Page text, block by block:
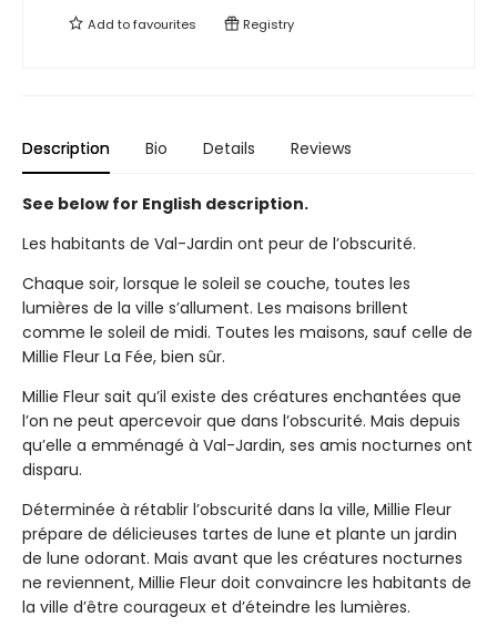
Add tofavourites Registry
Description Bio Details Reviews
See below for English description.
Les habitants de Val-Jardin ont peur de l’obscurité.
Chaque soir, lorsque le soleil se couche, toutes les
lumières de la ville s’allument. Les maisons brillent
comme le soleil de midi. Toutes les maisons, sauf celle de
Millie Fleur La Fée, bien sûr.
Millie Fleur sait qu’il existe des créatures enchantées que
l’on ne peut apercevoir que dans l’obscurité. Mais depuis
qu’elle a emménagé à Val-Jardin, ses amis nocturnes ont
disparu.
Déterminée à rétablir l’obscurité dans la ville, Millie Fleur
prépare de délicieuses tartes de lune et plante un jardin
de lune odorant. Mais avant que les créatures nocturnes
ne reviennent, Millie Fleur doit convaincre les habitants de
la ville d’être courageux et d’éteindre les lumières.